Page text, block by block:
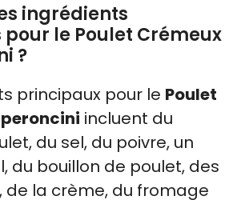
ingrédients
le Poulet Crémeux
?
principaux pour le Poulet
incluent du
du sel, du poivre, un
du bouillon de poulet, des
de la crème, du fromage